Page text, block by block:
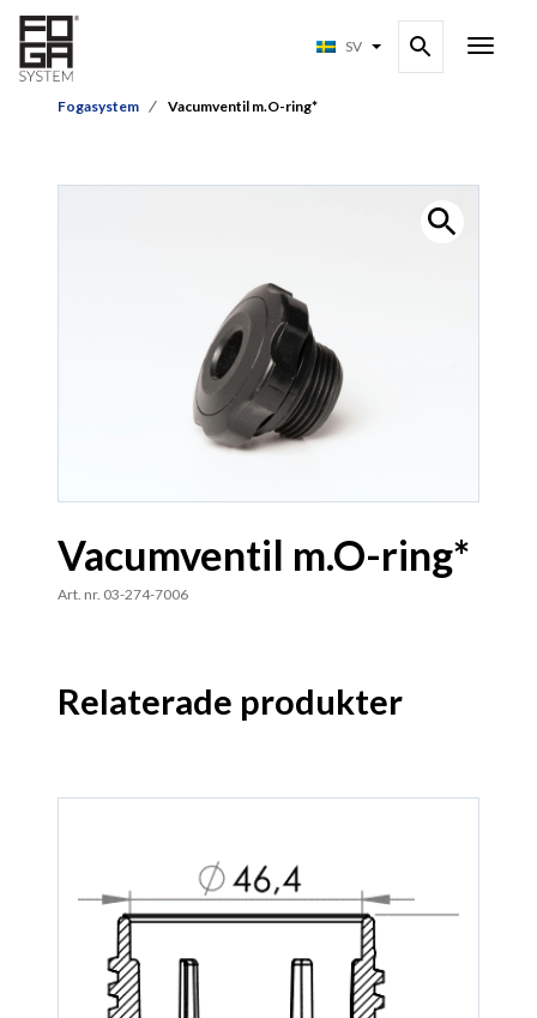
SV
Fogasystem Vacumventil m.O-ring*
Vacumventil m.O-ring*
Art. nr. 03-274-7006
Relaterade produkter